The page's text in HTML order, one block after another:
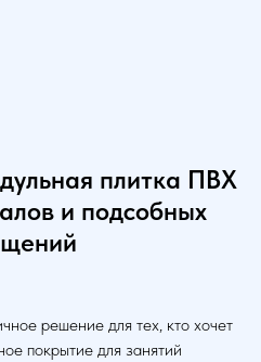
плитка ПВХ
и подсобных
решение для тех, кто хочет
покрытие для занятий